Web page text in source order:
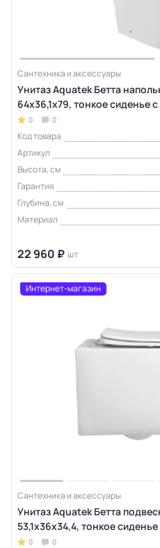
Сантехника и аксессуары
Унитаз Aquatek Бетта
64х36,1х79, тонкое сиденье
0 0
Код товара
Артикул
Высота, см
Гарантия
Глубина, см
Материал
22 960 ₽ шт
Интернет-магазин
Сантехника и аксессуары
Унитаз Aquatek Бетта
53,1х36х34,4, тонкое
0 0